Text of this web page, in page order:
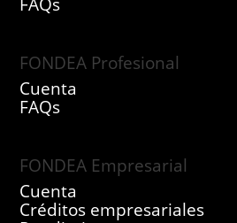
FONDEA Profesional
Cuenta
FAQs
FONDEA Empresarial
Cuenta
Créditos empresariales